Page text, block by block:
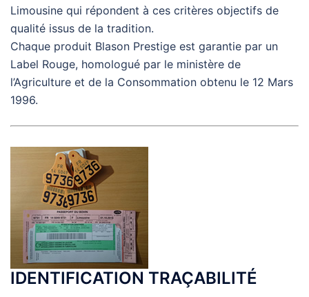
Limousine qui répondent à ces critères objectifs de
qualité issus de la tradition.
Chaque produit Blason Prestige est garantie par un
Label Rouge, homologué par le ministère de
l’Agriculture et de la Consommation obtenu le 12 Mars
1996.
IDENTIFICATION TRAÇABILITÉ